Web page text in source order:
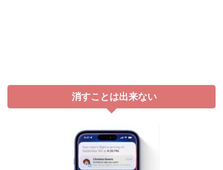
消すことは出来ない